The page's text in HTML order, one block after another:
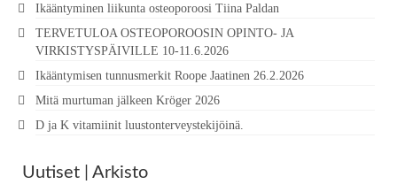
Ikääntyminen liikunta osteoporoosi Tiina Paldan
TERVETULOA OSTEOPOROOSIN OPINTO- JA
VIRKISTYSPÄIVILLE 10-11.6.2026
Ikääntymisen tunnusmerkit Roope Jaatinen 26.2.2026
Mitä murtuman jälkeen Kröger 2026
D ja K vitamiinit luustonterveystekijöinä.
Uutiset | Arkisto